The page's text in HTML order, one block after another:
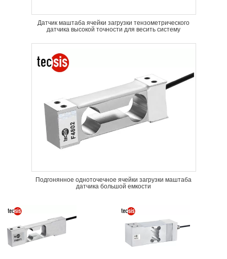
Датчик маштаба ячейки загрузки тензометрического
датчика высокой точности для весить систему
Подгонянное одноточечное ячейки загрузки маштаба
датчика большой емкости